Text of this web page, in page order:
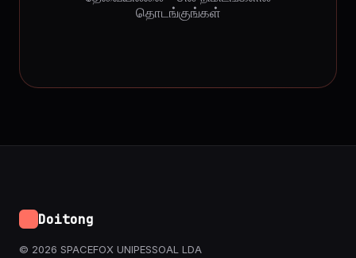
தொடங்குங்கள்
Doitong
© 2026 SPACEFOX UNIPESSOAL LDA